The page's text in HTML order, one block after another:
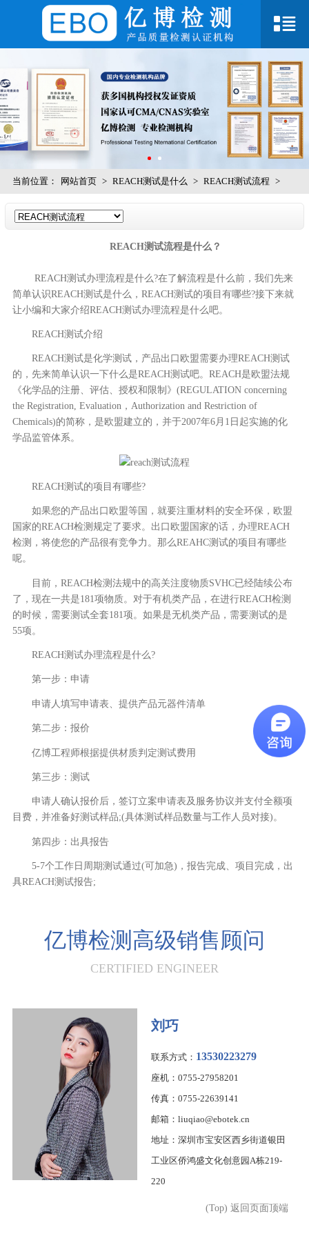
当前位置： 网站首页 > REACH测试是什么 > REACH测试流程 >
REACH测试流程是什么？
REACH测试办理流程是什么?在了解流程是什么前，我们先来
简单认识REACH测试是什么，REACH测试的项目有哪些?接下来就
让小编和大家介绍REACH测试办理流程是什么吧。
REACH测试介绍
REACH测试是化学测试，产品出口欧盟需要办理REACH测试
的，先来简单认识一下什么是REACH测试吧。REACH是欧盟法规
《化学品的注册、评估、授权和限制》(REGULATION concerning
the Registration, Evaluation，Authorization and Restriction of
Chemicals)的简称，是欧盟建立的，并于2007年6月1日起实施的化
学品监管体系。
REACH测试的项目有哪些?
如果您的产品出口欧盟等国，就要注重材料的安全环保，欧盟
国家的REACH检测规定了要求。出口欧盟国家的话，办理REACH
检测，将使您的产品很有竞争力。那么REAHC测试的项目有哪些
呢。
目前，REACH检测法规中的高关注度物质SVHC已经陆续公布
了，现在一共是181项物质。对于有机类产品，在进行REACH检测
的时候，需要测试全套181项。如果是无机类产品，需要测试的是
55项。
REACH测试办理流程是什么?
第一步：申请
申请人填写申请表、提供产品元器件清单
第二步：报价
亿博工程师根据提供材质判定测试费用
第三步：测试
申请人确认报价后，签订立案申请表及服务协议并支付全额项
目费，并准备好测试样品;(具体测试样品数量与工作人员对接)。
第四步：出具报告
5-7个工作日周期测试通过(可加急)，报告完成、项目完成，出
具REACH测试报告;
亿博检测高级销售顾问
CERTIFIED ENGINEER
刘巧
联系方式： 13530223279
座机：0755-27958201
传真：0755-22639141
邮箱：liuqiao@ebotek.cn
地址：深圳市宝安区西乡街道银田
工业区侨鸿盛文化创意园A栋219-
220
(Top) 返回页面顶端